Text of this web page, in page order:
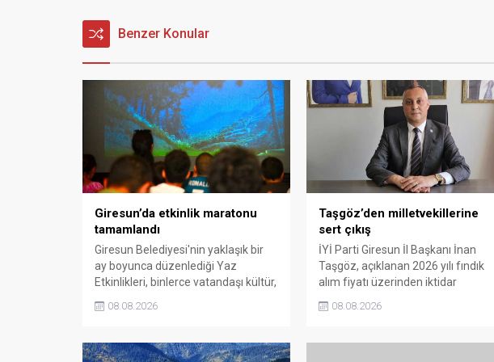
Benzer Konular
Giresun’da etkinlik maratonu
tamamlandı
Giresun Belediyesi'nin yaklaşık bir
ay boyunca düzenlediği Yaz
Etkinlikleri, binlerce vatandaşı kültür,
Yoğun ilgi gören organizasyonun
süresi de 16 Ağustos'a kadar
08.08.2026
Taşgöz’den milletvekillerine
sert çıkış
İYİ Parti Giresun İl Başkanı İnan
Taşgöz, açıklanan 2026 yılı fındık
alım fiyatı üzerinden iktidar
eleştirdi. Taşgöz, üreticinin
savunarak, Giresun milletvekillerini
08.08.2026